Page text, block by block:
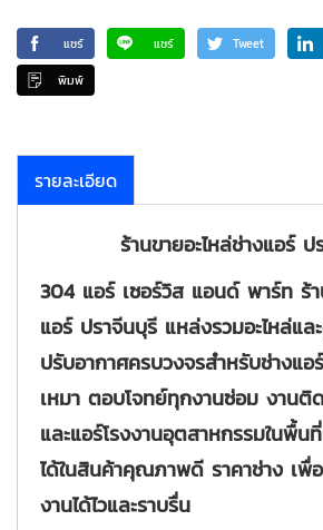
แชร์ แชร์ Tweet
พิมพ์
รายละเอียด
ร้านขายอะไหล่ช่างแอร์ ป
304 แอร์ เซอร์วิส แอนด์ พาร์ท ร้
แอร์ ปราจีนบุรี แหล่งรวมอะไหล่แ
ปรับอากาศครบวงจรสำหรับช่างแ
เหมา ตอบโจทย์ทุกงานซ่อม งาน
และแอร์โรงงานอุตสาหกรรมในพื้น
ได้ในสินค้าคุณภาพดี ราคาช่าง เ
งานได้ไวและราบรื่น